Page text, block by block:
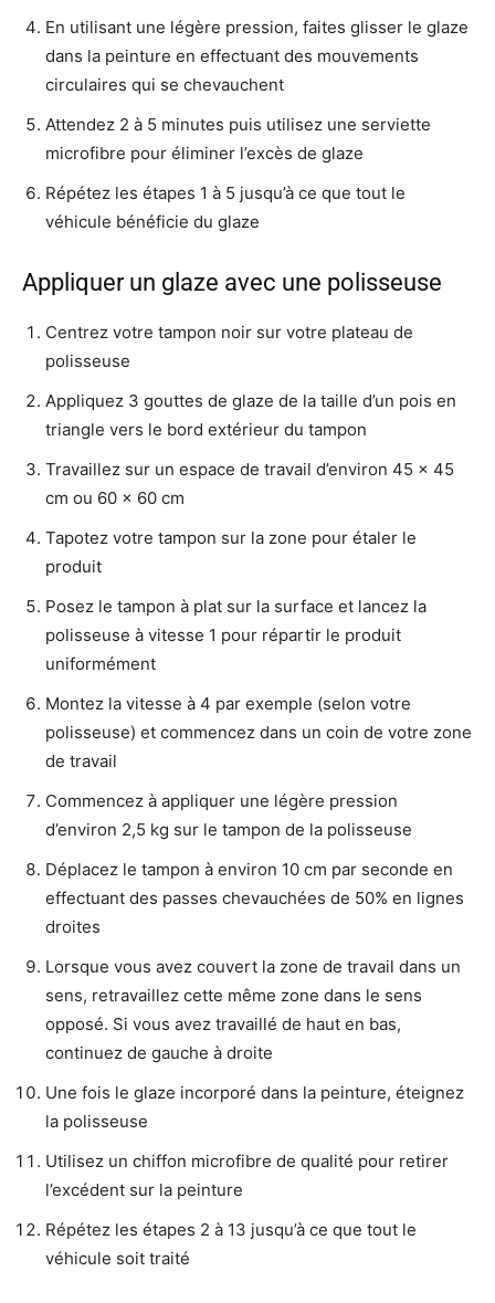
En utilisant une légère pression, faites glisser le glaze
dans la peinture en effectuant des mouvements
circulaires qui se chevauchent
Attendez 2 à 5 minutes puis utilisez une serviette
microfibre pour éliminer l’excès de glaze
Répétez les étapes 1 à 5 jusqu’à ce que tout le
véhicule bénéficie du glaze
Appliquer un glaze avec une polisseuse
Centrez votre tampon noir sur votre plateau de
polisseuse
Appliquez 3 gouttes de glaze de la taille d’un pois en
triangle vers le bord extérieur du tampon
Travaillez sur un espace de travail d’environ 45 x 45
cm ou 60 x 60 cm
Tapotez votre tampon sur la zone pour étaler le
produit
Posez le tampon à plat sur la surface et lancez la
polisseuse à vitesse 1 pour répartir le produit
uniformément
Montez la vitesse à 4 par exemple (selon votre
polisseuse) et commencez dans un coin de votre zone
de travail
Commencez à appliquer une légère pression
d’environ 2,5 kg sur le tampon de la polisseuse
Déplacez le tampon à environ 10 cm par seconde en
effectuant des passes chevauchées de 50% en lignes
droites
Lorsque vous avez couvert la zone de travail dans un
sens, retravaillez cette même zone dans le sens
opposé. Si vous avez travaillé de haut en bas,
continuez de gauche à droite
Une fois le glaze incorporé dans la peinture, éteignez
la polisseuse
Utilisez un chiffon microfibre de qualité pour retirer
l’excédent sur la peinture
Répétez les étapes 2 à 13 jusqu’à ce que tout le
véhicule soit traité